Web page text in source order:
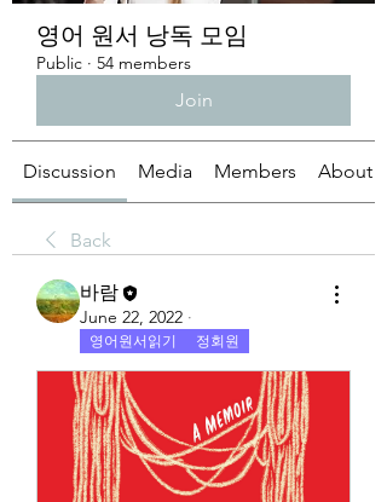
영어 원서 낭독 모임
Public · 54 members
Join
Discussion Media Members About
Back
바람
June 22, 2022 ·
영어원서읽기 정회원